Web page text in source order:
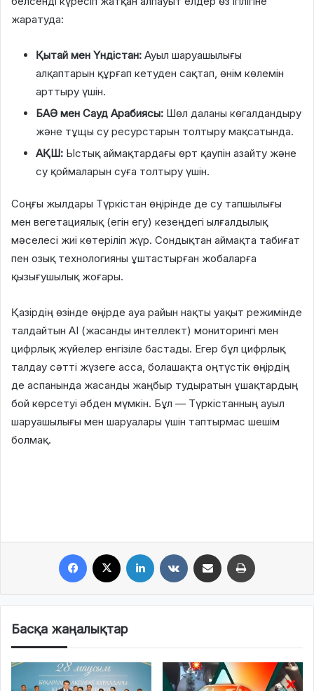
жаратуда:
Қытай мен Үндістан: Ауыл шаруашылығы
алқаптарын құрғап кетуден сақтап, өнім көлемін
арттыру үшін.
БАӘ мен Сауд Арабиясы: Шөл даланы көгалдандыру
және тұщы су ресурстарын толтыру мақсатында.
АҚШ: Ыстық аймақтардағы өрт қаупін азайту және
су қоймаларын суға толтыру үшін.
Соңғы жылдары Түркістан өңірінде де су тапшылығы
мен вегетациялық (егін егу) кезеңдегі ылғалдылық
мәселесі жиі көтеріліп жүр. Сондықтан аймақта табиғат
пен озық технологияны ұштастырған жобаларға
қызығушылық жоғары.
Қазірдің өзінде өңірде ауа райын нақты уақыт режимінде
талдайтын AI (жасанды интеллект) мониторингі мен
цифрлық жүйелер енгізіле бастады. Егер бұл цифрлық
талдау сәтті жүзеге асса, болашақта оңтүстік өңірдің
де аспанында жасанды жаңбыр тудыратын ұшақтардың
бой көрсетуі әбден мүмкін. Бұл — Түркістанның ауыл
шаруашылығы мен шаруалары үшін таптырмас шешім
болмақ.
Басқа жаңалықтар